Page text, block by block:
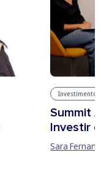
Investimentos
Summit
Investir
Sara